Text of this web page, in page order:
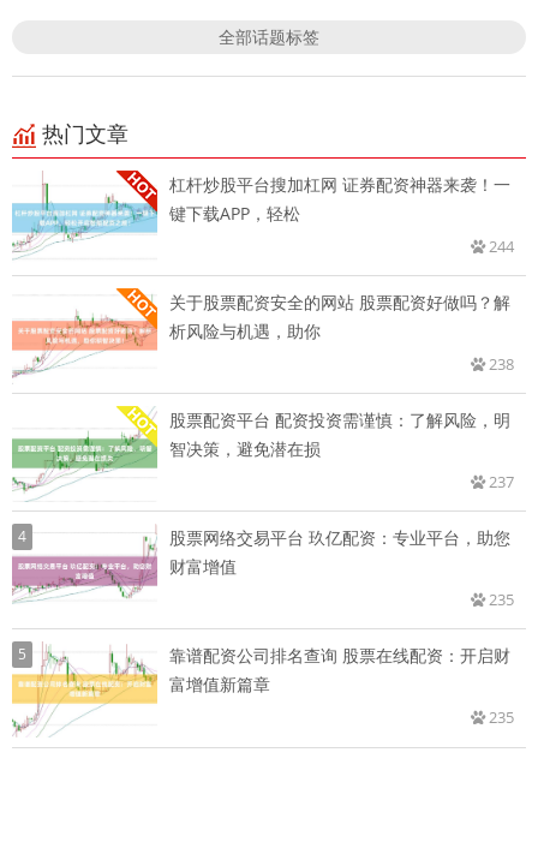
全部话题标签
热门文章
杠杆炒股平台搜加杠网 证券配资神器来袭！一
键下载APP，轻松
244
关于股票配资安全的网站 股票配资好做吗？解
析风险与机遇，助你
238
股票配资平台 配资投资需谨慎：了解风险，明
智决策，避免潜在损
237
4
股票网络交易平台 玖亿配资：专业平台，助您
财富增值
235
5
靠谱配资公司排名查询 股票在线配资：开启财
富增值新篇章
235